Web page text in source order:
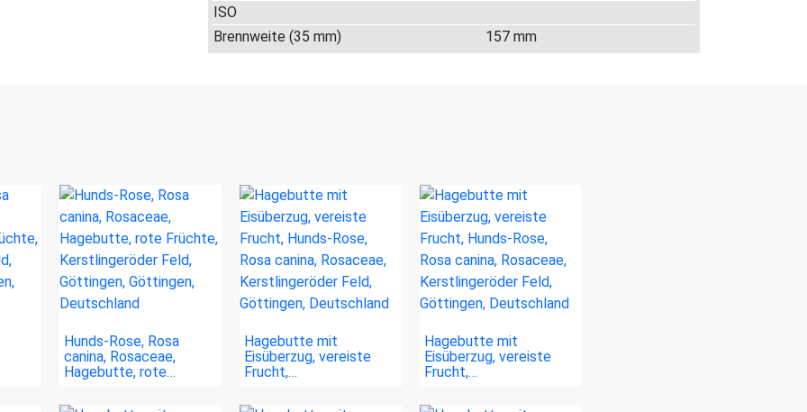
ISO
Brennweite (35 mm)
157 mm
Hunds-Rose, Rosa
canina, Rosaceae,
Hagebutte, rote…
Hagebutte mit
Eisüberzug, vereiste
Frucht,…
Hagebutte mit
Eisüberzug, vereiste
Frucht,…